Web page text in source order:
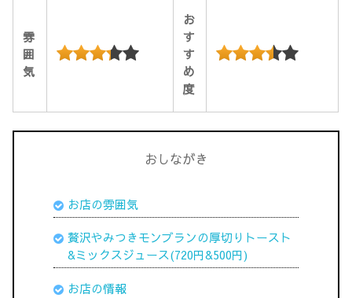
雰
囲
気
お
す
す
め
度
おしながき
お店の雰囲気
贅沢やみつきモンブランの厚切りトースト
&ミックスジュース(720円&500円)
お店の情報